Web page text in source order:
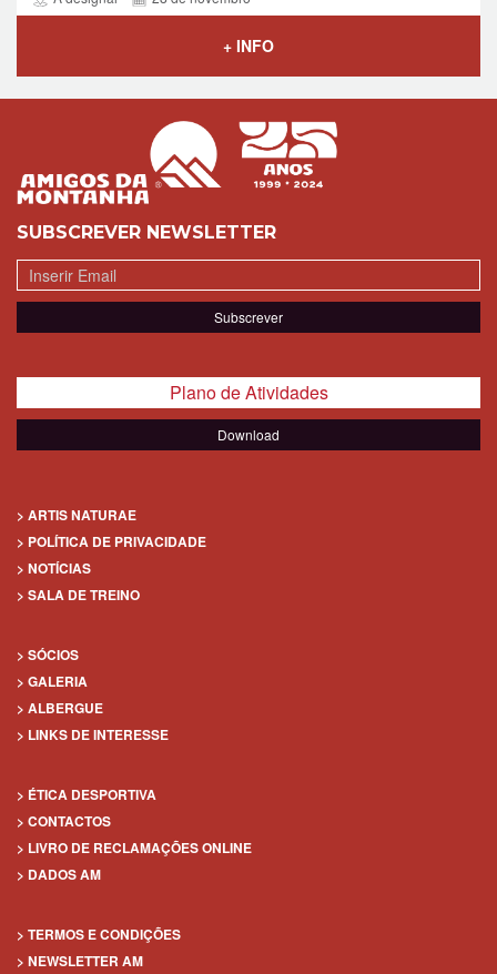
+ INFO
SUBSCREVER NEWSLETTER
Plano de Atividades
Download
> ARTIS NATURAE
> POLÍTICA DE PRIVACIDADE
> NOTÍCIAS
> SALA DE TREINO
> SÓCIOS
> GALERIA
> ALBERGUE
> LINKS DE INTERESSE
> ÉTICA DESPORTIVA
> CONTACTOS
> LIVRO DE RECLAMAÇÕES ONLINE
> DADOS AM
> TERMOS E CONDIÇÕES
> NEWSLETTER AM